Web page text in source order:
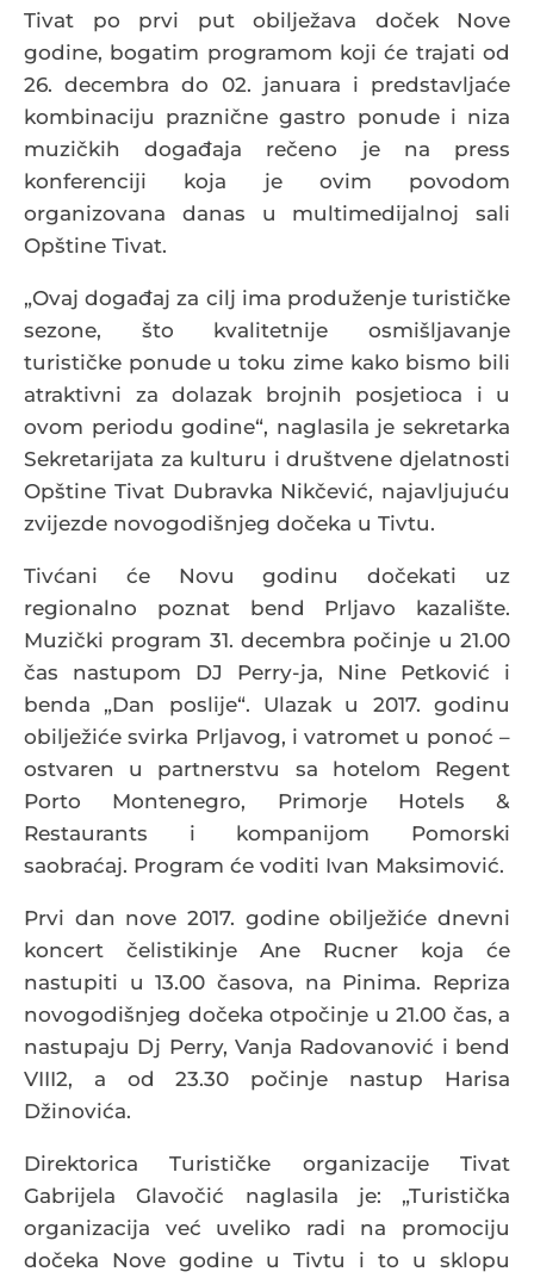
Tivat po prvi put obilježava doček Nove
godine, bogatim programom koji će trajati od
26. decembra do 02. januara i predstavljaće
kombinaciju praznične gastro ponude i niza
muzičkih događaja rečeno je na press
konferenciji koja je ovim povodom
organizovana danas u multimedijalnoj sali
Opštine Tivat.
„Ovaj događaj za cilj ima produženje turističke
sezone, što kvalitetnije osmišljavanje
turističke ponude u toku zime kako bismo bili
atraktivni za dolazak brojnih posjetioca i u
ovom periodu godine“, naglasila je sekretarka
Sekretarijata za kulturu i društvene djelatnosti
Opštine Tivat Dubravka Nikčević, najavljujuću
zvijezde novogodišnjeg dočeka u Tivtu.
Tivćani će Novu godinu dočekati uz
regionalno poznat bend Prljavo kazalište.
Muzički program 31. decembra počinje u 21.00
čas nastupom DJ Perry-ja, Nine Petković i
benda „Dan poslije“. Ulazak u 2017. godinu
obilježiće svirka Prljavog, i vatromet u ponoć –
ostvaren u partnerstvu sa hotelom Regent
Porto Montenegro, Primorje Hotels &
Restaurants i kompanijom Pomorski
saobraćaj. Program će voditi Ivan Maksimović.
Prvi dan nove 2017. godine obilježiće dnevni
koncert čelistikinje Ane Rucner koja će
nastupiti u 13.00 časova, na Pinima. Repriza
novogodišnjeg dočeka otpočinje u 21.00 čas, a
nastupaju Dj Perry, Vanja Radovanović i bend
VIII2, a od 23.30 počinje nastup Harisa
Džinovića.
Direktorica Turističke organizacije Tivat
Gabrijela Glavočić naglasila je: „Turistička
organizacija već uveliko radi na promociju
dočeka Nove godine u Tivtu i to u sklopu